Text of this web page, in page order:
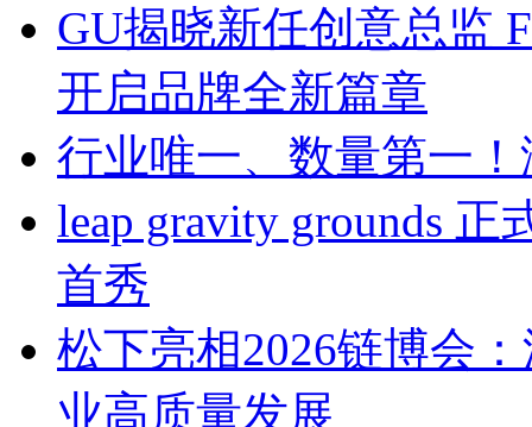
GU揭晓新任创意总监
开启品牌全新篇章
行业唯一、数量第一
leap gravity grounds
首秀
松下亮相2026链博会
业高质量发展